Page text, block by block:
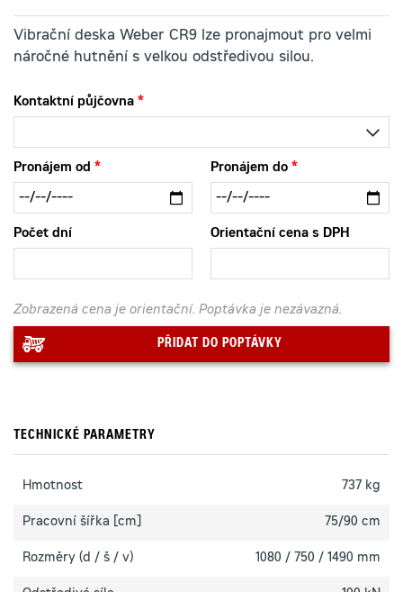
Vibrační deska Weber CR9 lze pronajmout pro velmi
náročné hutnění s velkou odstředivou silou.
Kontaktní půjčovna
Pronájem od Pronájem do
Počet dní Orientační cena s DPH
Zobrazená cena je orientační. Poptávka je nezávazná.
PŘIDAT DO POPTÁVKY
TECHNICKÉ PARAMETRY
Hmotnost 737 kg
Pracovní šířka [cm] 75/90 cm
Rozměry (d / š / v) 1080 / 750 / 1490 mm